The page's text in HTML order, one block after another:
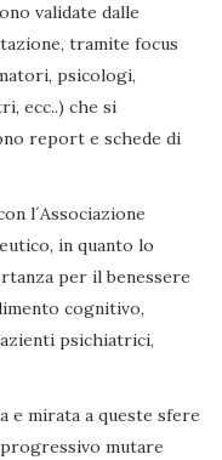
validate dalle
tramite focus
psicologi,
ecc..) che si
report e schede di
l´Associazione
in quanto lo
per il benessere
cognitivo,
psichiatrici,
e mirata a queste sfere
mutare